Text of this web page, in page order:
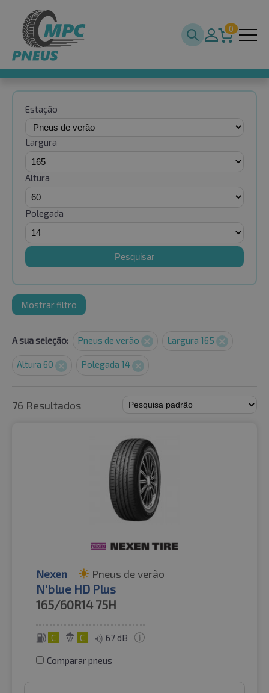
0
Estação
Largura
Altura
Polegada
Pesquisar
Mostrar filtro
A sua seleção: Pneus de verão Largura 165
Altura 60 Polegada 14
76 Resultados
Nexen Pneus de verão
N'blue HD Plus
165/60R14 75H
C C 67 dB
Comparar pneus